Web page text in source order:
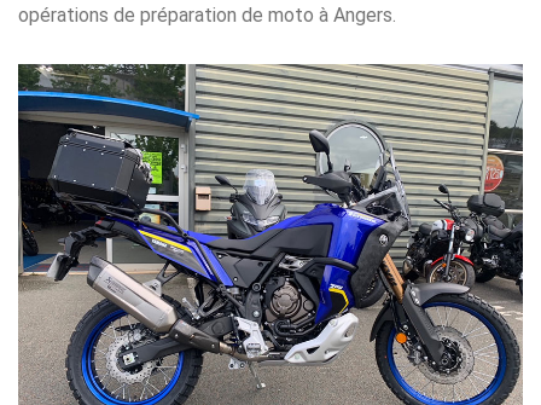
opérations de préparation de moto à Angers.